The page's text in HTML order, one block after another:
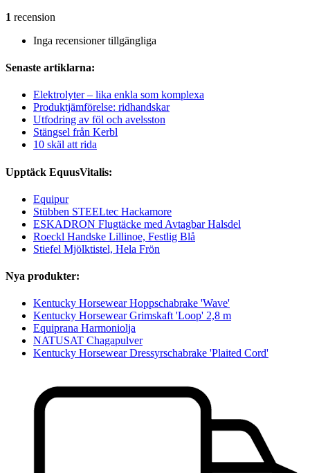
1 recension
Inga recensioner tillgängliga
Senaste artiklarna:
Elektrolyter – lika enkla som komplexa
Produktjämförelse: ridhandskar
Utfodring av föl och avelsston
Stängsel från Kerbl
10 skäl att rida
Upptäck EquusVitalis:
Equipur
Stübben STEELtec Hackamore
ESKADRON Flugtäcke med Avtagbar Halsdel
Roeckl Handske Lillinoe, Festlig Blå
Stiefel Mjölktistel, Hela Frön
Nya produkter:
Kentucky Horsewear Hoppschabrake 'Wave'
Kentucky Horsewear Grimskaft 'Loop' 2,8 m
Equiprana Harmoniolja
NATUSAT Chagapulver
Kentucky Horsewear Dressyrschabrake 'Plaited Cord'